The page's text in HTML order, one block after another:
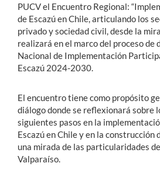
PUCV el Encuentro Regional:
de Escazú en Chile, articulando los
privado y sociedad civil, desde la
realizará en el marco del proceso de
Nacional de Implementación
Escazú 2024-2030.
El encuentro tiene como propósito
diálogo donde se reflexionará sobre
siguientes pasos en la
Escazú en Chile y en la construcción
una mirada de las particularidades
Valparaíso.